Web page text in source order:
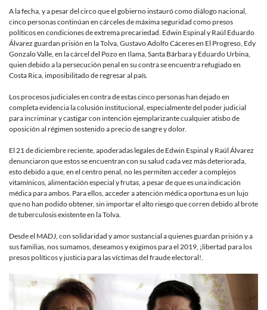
A la fecha, y a pesar del circo que el gobierno instauró como diálogo nacional,
cinco personas continúan en cárceles de máxima seguridad como presos
políticos en condiciones de extrema precariedad. Edwin Espinal y Raúl Eduardo
Álvarez guardan prisión en la Tolva, Gustavo Adolfo Cáceres en El Progreso, Edy
Gonzalo Valle, en la cárcel del Pozo en Ilama, Santa Bárbara y Eduardo Urbina,
quien debido a la persecución penal en su contra se encuentra refugiado en
Costa Rica, imposibilitado de regresar al país.
Los procesos judiciales en contra de estas cinco personas han dejado en
completa evidencia la colusión institucional, especialmente del poder judicial
para incriminar y castigar con intención ejemplarizante cualquier atisbo de
oposición al régimen sostenido a precio de sangre y dolor.
El 21 de diciembre reciente, apoderadas legales de Edwin Espinal y Raúl Álvarez
denunciaron que estos se encuentran con su salud cada vez más deteriorada,
esto debido a que, en el centro penal, no les permiten acceder a complejos
vitamínicos, alimentación especial y frutas, a pesar de que es una indicación
médica para ambos. Para ellos, acceder a atención médica oportuna es un lujo
que no han podido obtener, sin importar el alto riesgo que corren debido al brote
de tuberculosis existente en la Tolva.
Desde el MADJ, con solidaridad y amor sustancial a quienes guardan prisión y a
sus familias, nos sumamos, deseamos y exigimos para el 2019, ¡libertad para los
presos políticos y justicia para las víctimas del fraude electoral!.